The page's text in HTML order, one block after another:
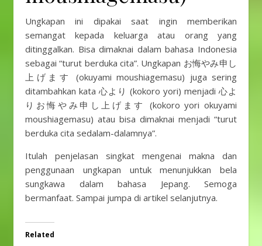
Ungkapan ini dipakai saat ingin memberikan
semangat kepada keluarga atau orang yang
ditinggalkan. Bisa dimaknai dalam bahasa Indonesia
sebagai “turut berduka cita”. Ungkapan お悔やみ申し
上げます (okuyami moushiagemasu) juga sering
ditambahkan kata 心より (kokoro yori) menjadi 心よ
りお悔やみ申し上げます (kokoro yori okuyami
moushiagemasu) atau bisa dimaknai menjadi “turut
berduka cita sedalam-dalamnya”.
Itulah penjelasan singkat mengenai makna dan
penggunaan ungkapan untuk menunjukkan bela
sungkawa dalam bahasa Jepang. Semoga
bermanfaat. Sampai jumpa di artikel selanjutnya.
Related